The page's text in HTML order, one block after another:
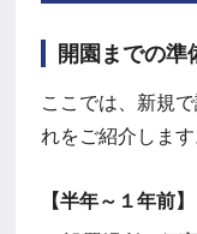
開園までの準
ここでは、新規
れをご紹介します
【半年～１年前】